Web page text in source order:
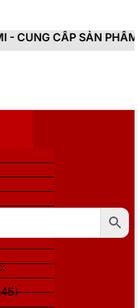
CHÍNH HÃNG,